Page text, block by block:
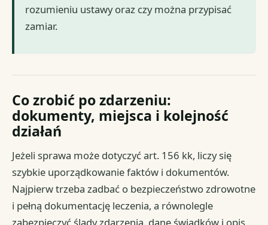
rozumieniu ustawy oraz czy można przypisać
zamiar.
Co zrobić po zdarzeniu:
dokumenty, miejsca i kolejność
działań
Jeżeli sprawa może dotyczyć art. 156 kk, liczy się
szybkie uporządkowanie faktów i dokumentów.
Najpierw trzeba zadbać o bezpieczeństwo zdrowotne
i pełną dokumentację leczenia, a równolegle
zabezpieczyć ślady zdarzenia, dane świadków i opis